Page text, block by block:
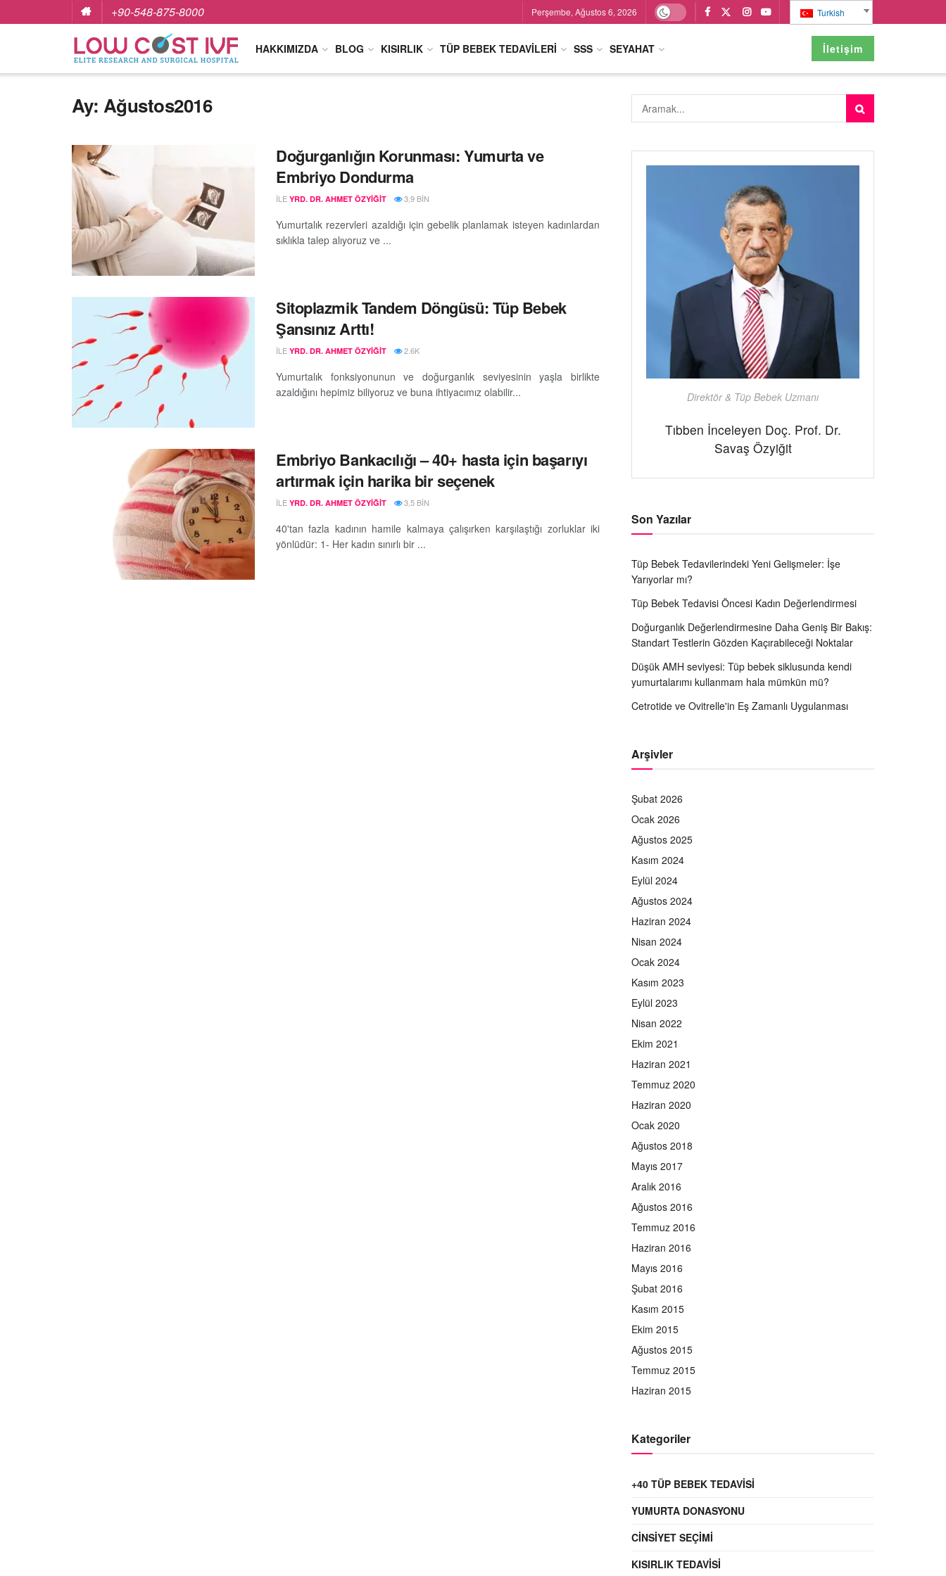
+90-548-875-8000 Perşembe, Ağustos 6, 2026 Turkish
HAKKIMIZDA BLOG KISIRLIK TÜP BEBEK TEDAVILERI SSS SEYAHAT İletişim
Ay: Ağustos2016
Doğurganlığın Korunması: Yumurta ve
Embriyo Dondurma
ILE YRD. DR. AHMET ÖZYIĞIT 3,9 BIN
Yumurtalık rezervleri azaldığı için gebelik planlamak isteyen kadınlardan
sıklıkla talep alıyoruz ve ...
Sitoplazmik Tandem Döngüsü: Tüp Bebek
Şansınız Arttı!
ILE YRD. DR. AHMET ÖZYIĞIT 2.6K
Yumurtalık fonksiyonunun ve doğurganlık seviyesinin yaşla birlikte
azaldığını hepimiz biliyoruz ve buna ihtiyacımız olabilir...
Embriyo Bankacılığı – 40+ hasta için başarıyı
artırmak için harika bir seçenek
ILE YRD. DR. AHMET ÖZYIĞIT 3,5 BIN
40'tan fazla kadının hamile kalmaya çalışırken karşılaştığı zorluklar iki
yönlüdür: 1- Her kadın sınırlı bir ...
Direktör & Tüp Bebek Uzmanı
Tıbben İnceleyen Doç. Prof. Dr.
Savaş Özyiğit
Son Yazılar
Tüp Bebek Tedavilerindeki Yeni Gelişmeler: İşe
Yarıyorlar mı?
Tüp Bebek Tedavisi Öncesi Kadın Değerlendirmesi
Doğurganlık Değerlendirmesine Daha Geniş Bir Bakış:
Standart Testlerin Gözden Kaçırabileceği Noktalar
Düşük AMH seviyesi: Tüp bebek siklusunda kendi
yumurtalarımı kullanmam hala mümkün mü?
Cetrotide ve Ovitrelle'in Eş Zamanlı Uygulanması
Arşivler
Şubat 2026
Ocak 2026
Ağustos 2025
Kasım 2024
Eylül 2024
Ağustos 2024
Haziran 2024
Nisan 2024
Ocak 2024
Kasım 2023
Eylül 2023
Nisan 2022
Ekim 2021
Haziran 2021
Temmuz 2020
Haziran 2020
Ocak 2020
Ağustos 2018
Mayıs 2017
Aralık 2016
Ağustos 2016
Temmuz 2016
Haziran 2016
Mayıs 2016
Şubat 2016
Kasım 2015
Ekim 2015
Ağustos 2015
Temmuz 2015
Haziran 2015
Kategoriler
+40 TÜP BEBEK TEDAVISI
YUMURTA DONASYONU
CINSIYET SEÇIMI
KISIRLIK TEDAVISI